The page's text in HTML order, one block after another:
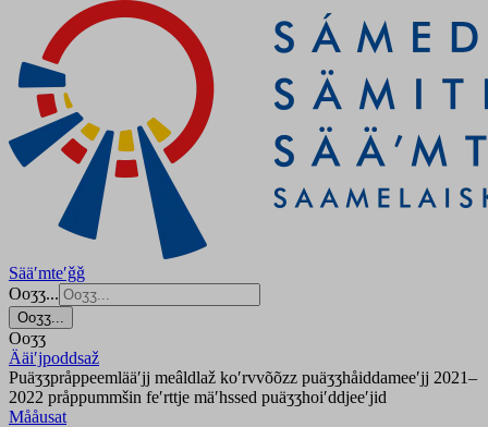
Sääʹmteʹǧǧ
Ooʒʒ...
Ooʒʒ...
Ooʒʒ
Ääiʹjpoddsaž
Puäʒʒpråppeemlääʹjj meâldlaž koʹrvvõõzz puäʒʒhåiddameeʹjj 2021–
2022 pråppummšin feʹrttje mäʹhssed puäʒʒhoiʹddjeeʹjid
Mååusat